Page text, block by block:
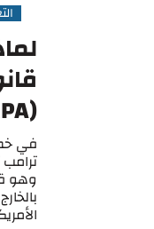
(FCPA) الولايات المتحدة؟
في
وهو